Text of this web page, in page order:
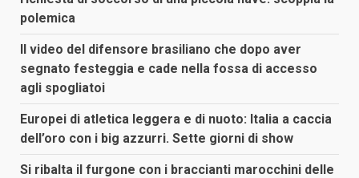
polemica
Il video del difensore brasiliano che dopo aver
segnato festeggia e cade nella fossa di accesso
agli spogliatoi
Europei di atletica leggera e di nuoto: Italia a caccia
dell’oro con i big azzurri. Sette giorni di show
Si ribalta il furgone con i braccianti marocchini delle